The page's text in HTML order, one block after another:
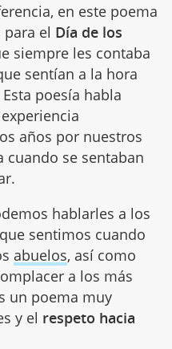
en este poema
el Día de los
siempre les contaba
sentían a la hora
poesía habla
años por nuestros
cuando se sentaban
hablarles a los
sentimos cuando
abuelos, así como
a los más
un poema muy
y el respeto hacia